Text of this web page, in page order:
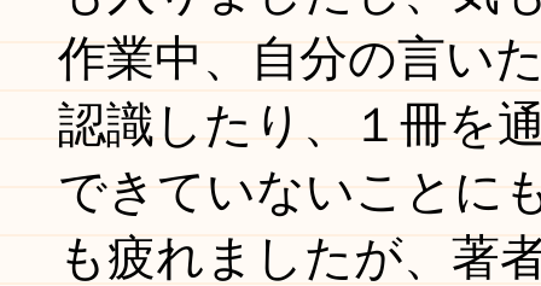
作業中、自分の言い
認識したり、１冊を
できていないことに
も疲れましたが、著